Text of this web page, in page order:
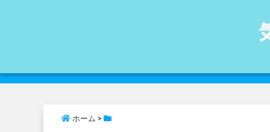
ホーム >